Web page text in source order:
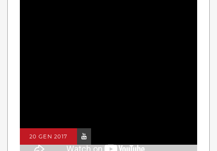
20 GEN 2017